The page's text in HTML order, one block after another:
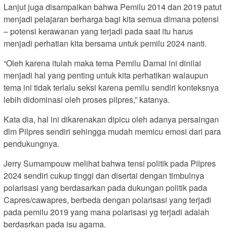
Lanjut juga disampaikan bahwa Pemilu 2014 dan 2019 patut
menjadi pelajaran berharga bagi kita semua dimana potensi
– potensi kerawanan yang terjadi pada saat itu harus
menjadi perhatian kita bersama untuk pemilu 2024 nanti.
“Oleh karena itulah maka tema Pemilu Damai ini dinilai
menjadi hal yang penting untuk kita perhatikan walaupun
tema ini tidak terlalu seksi karena pemilu sendiri konteksnya
lebih didominasi oleh proses pilpres,” katanya.
Kata dia, hal ini dikarenakan dipicu oleh adanya persaingan
dlm Pilpres sendiri sehingga mudah memicu emosi dari para
pendukungnya.
Jerry Sumampouw melihat bahwa tensi politik pada Pilpres
2024 sendiri cukup tinggi dan disertai dengan timbulnya
polarisasi yang berdasarkan pada dukungan politik pada
Capres/cawapres, berbeda dengan polarisasi yang terjadi
pada pemilu 2019 yang mana polarisasi yg terjadi adalah
berdasrkan pada isu agama.